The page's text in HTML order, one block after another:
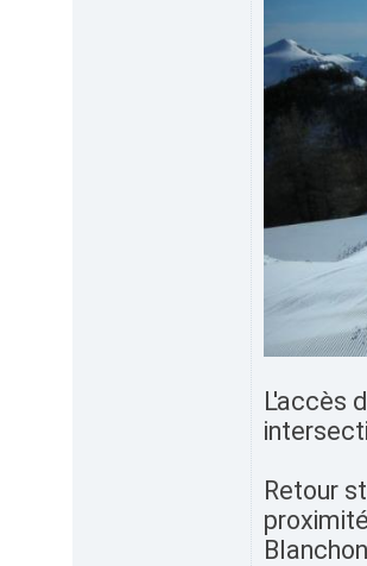
L'accès
Retour